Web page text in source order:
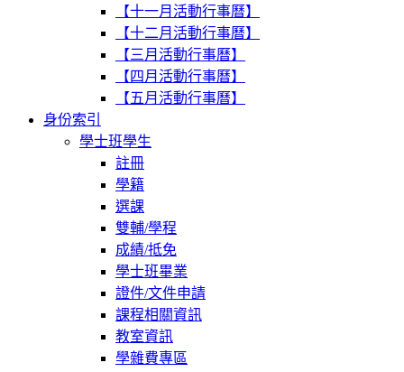
【十一月活動行事曆】
【十二月活動行事曆】
【三月活動行事曆】
【四月活動行事曆】
【五月活動行事曆】
身份索引
學士班學生
註冊
學籍
選課
雙輔/學程
成績/抵免
學士班畢業
證件/文件申請
課程相關資訊
教室資訊
學雜費專區